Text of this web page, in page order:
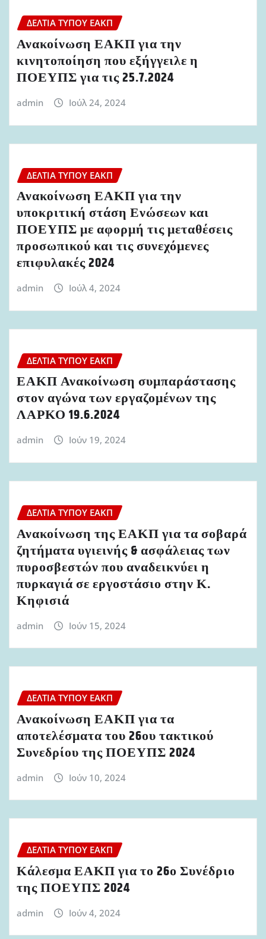
ΔΕΛΤΊΑ ΤΎΠΟΥ ΕΑΚΠ
Ανακοίνωση ΕΑΚΠ για την
κινητοποίηση που εξήγγειλε η
ΠΟΕΥΠΣ για τις 25.7.2024
admin Ιούλ 24, 2024
ΔΕΛΤΊΑ ΤΎΠΟΥ ΕΑΚΠ
Ανακοίνωση ΕΑΚΠ για την
υποκριτική στάση Ενώσεων και
ΠΟΕΥΠΣ με αφορμή τις μεταθέσεις
προσωπικού και τις συνεχόμενες
επιφυλακές 2024
admin Ιούλ 4, 2024
ΔΕΛΤΊΑ ΤΎΠΟΥ ΕΑΚΠ
ΕΑΚΠ Ανακοίνωση συμπαράστασης
στον αγώνα των εργαζομένων της
ΛΑΡΚΟ 19.6.2024
admin Ιούν 19, 2024
ΔΕΛΤΊΑ ΤΎΠΟΥ ΕΑΚΠ
Ανακοίνωση της ΕΑΚΠ για τα σοβαρά
ζητήματα υγιεινής & ασφάλειας των
πυροσβεστών που αναδεικνύει η
πυρκαγιά σε εργοστάσιο στην Κ.
Κηφισιά
admin Ιούν 15, 2024
ΔΕΛΤΊΑ ΤΎΠΟΥ ΕΑΚΠ
Ανακοίνωση ΕΑΚΠ για τα
αποτελέσματα του 26ου τακτικού
Συνεδρίου της ΠΟΕΥΠΣ 2024
admin Ιούν 10, 2024
ΔΕΛΤΊΑ ΤΎΠΟΥ ΕΑΚΠ
Κάλεσμα ΕΑΚΠ για το 26ο Συνέδριο
της ΠΟΕΥΠΣ 2024
admin Ιούν 4, 2024